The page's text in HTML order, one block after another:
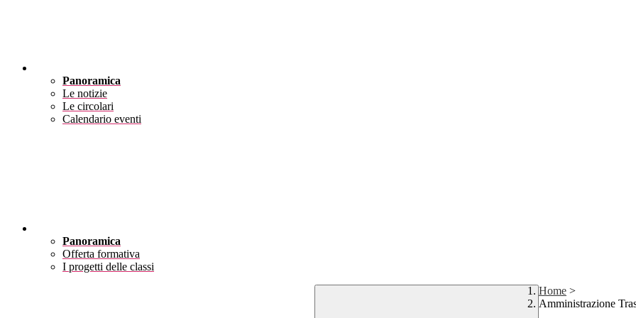
Panoramica
Le notizie
Le circolari
Calendario eventi
Panoramica
Offerta formativa
I progetti delle classi
Home >
Amministrazione